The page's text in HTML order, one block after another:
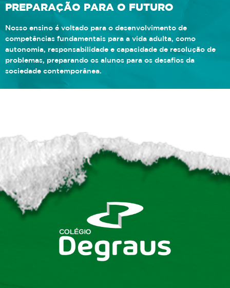
PREPARAÇÃO PARA O FUTURO
Nosso ensino é voltado para o desenvolvimento de
competências fundamentais para a vida adulta, como
autonomia, responsabilidade e capacidade de resolução de
problemas, preparando os alunos para os desafios da
sociedade contemporânea.